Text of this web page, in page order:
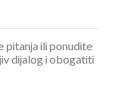
pitanja ili ponudite
dijalog i obogatiti